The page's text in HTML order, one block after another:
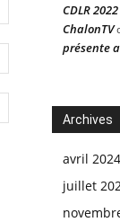
CDLR
ChalonTV
présente
Archives
avril 2024
juillet